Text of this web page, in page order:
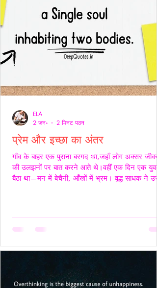
प्रेम और इच्छा का अंतर
गाँव के बाहर एक पुराना बरगद था,जहाँ लोग अक्सर जीवन
की उलझनों पर बात करने आते थे।वहीं एक दिन एक युवक
बैठा था—मन में बेचैनी, आँखों में भ्रम। वृद्ध साधक ने उसे
अनुग्रह समझो।और यदि अस्वीकार करे,तो उसकी इच्छा
उन्होंने ठहरकर कहा—
ELA
2 जन॰
2 मिनट पठन